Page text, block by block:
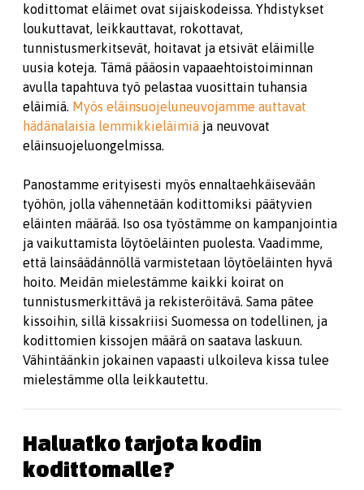
kodittomat eläimet ovat sijaiskodeissa. Yhdistykset
loukuttavat, leikkauttavat, rokottavat,
tunnistusmerkitsevät, hoitavat ja etsivät eläimille
uusia koteja. Tämä pääosin vapaaehtoistoiminnan
avulla tapahtuva työ pelastaa vuosittain tuhansia
eläimiä. Myös eläinsuojeluneuvojamme auttavat
hädänalaisia lemmikkieläimiä ja neuvovat
eläinsuojeluongelmissa.
Panostamme erityisesti myös ennaltaehkäisevään
työhön, jolla vähennetään kodittomiksi päätyvien
eläinten määrää. Iso osa työstämme on kampanjointia
ja vaikuttamista löytöeläinten puolesta. Vaadimme,
että lainsäädännöllä varmistetaan löytöeläinten hyvä
hoito. Meidän mielestämme kaikki koirat on
tunnistusmerkittävä ja rekisteröitävä. Sama pätee
kissoihin, sillä kissakriisi Suomessa on todellinen, ja
kodittomien kissojen määrä on saatava laskuun.
Vähintäänkin jokainen vapaasti ulkoileva kissa tulee
mielestämme olla leikkautettu.
Haluatko tarjota kodin
kodittomalle?